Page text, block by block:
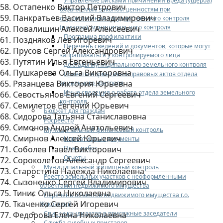
охраняемым законом ценностям при
осуществлении государственного контроля
(надзора), муниципального контроля
Программа профилактики
Перечень сведений и документов, которые могут
запрашиваться у контролируемого лица
Доклады муниципального земельного контроля
Проекты нормативно-правовых актов отдела
земельного контроля
Иные сведения о работе отдела земельного
контроля
Бюджет для граждан
Росреестр
Муниципальный финансовый контроль
Нормативные документы
План работ
Отчеты
Муниципальный жилищный контроль
Реестр земельных участков с неоформленными
объектами недвижимого имущества
Перечень объектов недвижимого имущества г.о.
Жуковский
Списки кандидатов в присяжные заседатели
58. Остапенко Виктор Петрович
59. Панкратьев Василий Владимирович
60. Повалишин Алексей Алексеевич
61. Поздняков Лев Игоревич
62. Прусов Сергей Александрович
63. Путятин Илья Евгеньевич
64. Пушкарева Ольга Викторовна
65. Рязанцева Виктория Юрьевна
66. Севостьянов Евгений Сергеевич
67. Семилетов Евгений Юрьевич
68. Сидорова Татьяна Станиславовна
69. Симонов Андрей Анатольевич
70. Смирнов Алексей Юрьевич
71. Соболев Павел Викторович
72. Сороколетов Александр Сергеевич
73. Старостина Надежда Николаевна
74. Сызоненко Сергей Владимирович
75. Тинис Ольга Николаевна
76. Ткаченко Сергей Игоревич
77. Федорова Елена Николаевна